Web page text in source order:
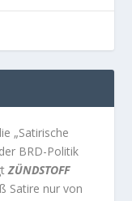
„Satirische
BRD-Politik
ZÜNDSTOFF
Satire nur von